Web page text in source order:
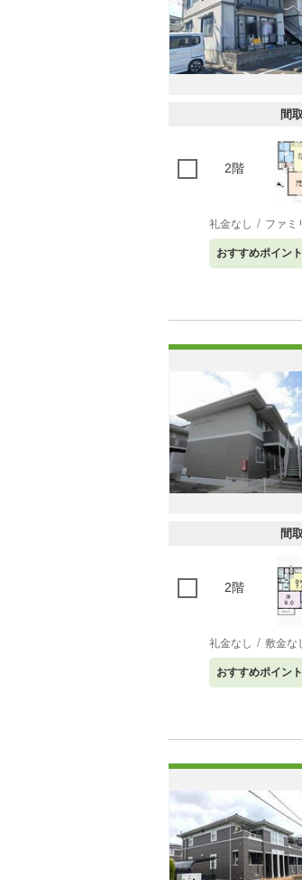
間
2階
礼金なし ファミ
おすすめポイント
間
2階
礼金なし 敷金な
おすすめポイント